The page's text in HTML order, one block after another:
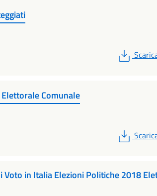
PDF
Comunale
PDF
Voto in Italia Elezioni Politiche 2018